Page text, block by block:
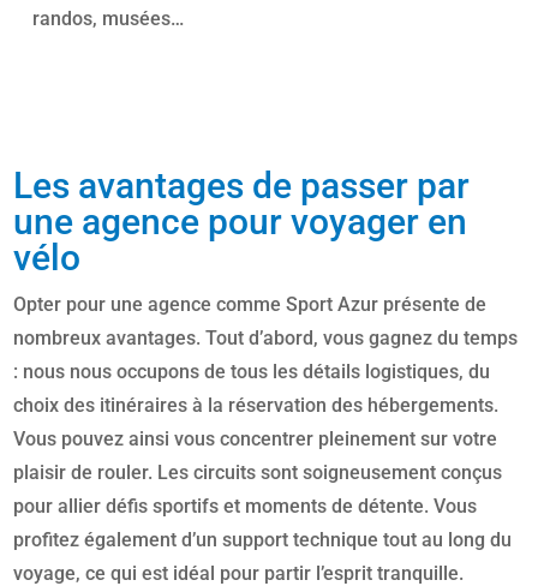
randos, musées…
Les avantages de passer par
une agence pour voyager en
vélo
Opter pour une agence comme Sport Azur présente de
nombreux avantages. Tout d’abord, vous gagnez du temps
: nous nous occupons de tous les détails logistiques, du
choix des itinéraires à la réservation des hébergements.
Vous pouvez ainsi vous concentrer pleinement sur votre
plaisir de rouler. Les circuits sont soigneusement conçus
pour allier défis sportifs et moments de détente. Vous
profitez également d’un support technique tout au long du
voyage, ce qui est idéal pour partir l’esprit tranquille.